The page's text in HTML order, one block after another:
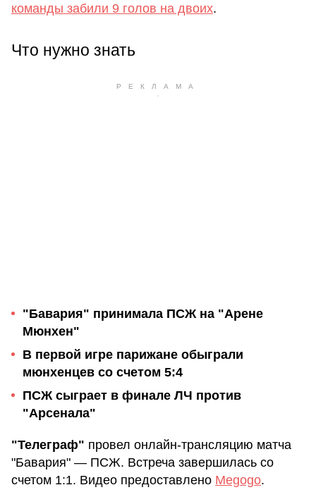
команды забили 9 голов на двоих.
Что нужно знать
"Бавария" принимала ПСЖ на "Арене
Мюнхен"
В первой игре парижане обыграли
мюнхенцев со счетом 5:4
ПСЖ сыграет в финале ЛЧ против
"Арсенала"
"Телеграф" провел онлайн-трансляцию матча
"Бавария" — ПСЖ. Встреча завершилась со
счетом 1:1. Видео предоставлено Megogo.